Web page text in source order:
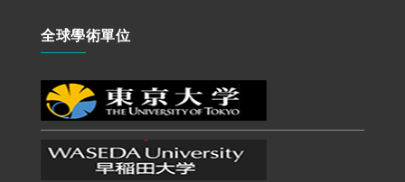
全球學術單位